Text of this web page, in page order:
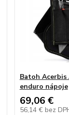
Batoh Acerbis
enduro nápoje
69,06 €
56,14 € bez